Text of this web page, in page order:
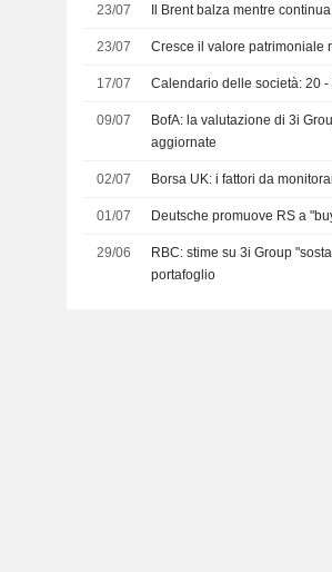
23/07 Il Brent balza mentre
23/07 Cresce il valore patrimoniale
17/07 Calendario delle società: 20
09/07
BofA: la valutazione di 3i
aggiornate
02/07 Borsa UK: i fattori da
01/07 Deutsche promuove RS a
29/06
RBC: stime su 3i Group
portafoglio